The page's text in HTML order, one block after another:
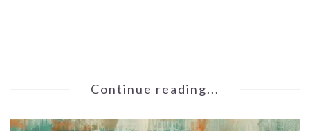
Continue reading...